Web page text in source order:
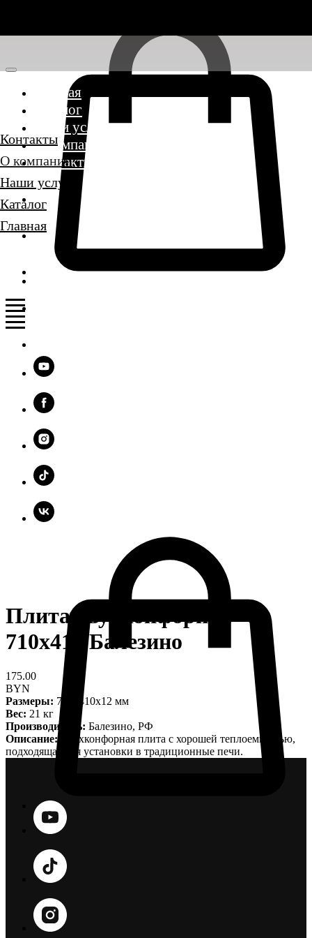
Главная
Каталог
Наши услуги
О компании
Контакты
Контакты
О компании
Наши услуги
Каталог
Главная
Плита двухконфорная
710х410 Балезино
175.00
BYN
Размеры: 710х410х12 мм
Вес: 21 кг
Производитель: Балезино, РФ
Описание: Двухконфорная плита с хорошей теплоемкостью,
подходящая для установки в традиционные печи.